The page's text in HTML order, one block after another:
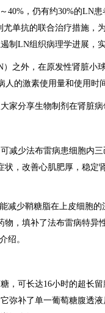
，仍有约30%的LN患
单抗的联合治疗措施，
制LN组织病理学进展，实
之外，在原发性肾脏小
的激素使用量和使用时
家分享生物制剂在肾脏病
减少法布雷病患细胞内
，改善心肌肥厚，稳定
减少鞘糖脂在上皮细胞
，填补了法布雷病特异
绍。
，可长达16小时的超长
弥补了单一葡萄糖腹透液